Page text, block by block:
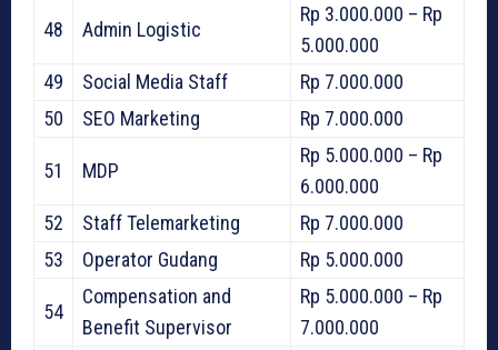
48 Admin Logistic
Rp 3.000.000 – Rp
5.000.000
49
Social Media Staff
Rp 7.000.000
50
SEO Marketing Rp 7.000.000
51 MDP
Rp 5.000.000 – Rp
6.000.000
52
Staff Telemarketing
Rp 7.000.000
53
Operator Gudang Rp 5.000.000
54
Compensation and
Benefit Supervisor
Rp 5.000.000 – Rp
7.000.000